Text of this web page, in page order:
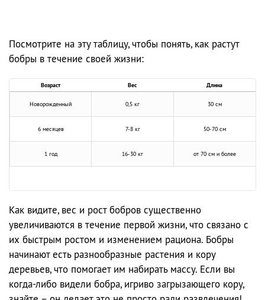
Посмотрите на эту таблицу, чтобы понять, как растут
бобры в течение своей жизни:
Возраст Вес Длина
Новорожденный 0,5 кг 30 см
6 месяцев 7-8 кг 50-70 см
1 год 16-30 кг от 70 см и более
Как видите, вес и рост бобров существенно
увеличиваются в течение первой жизни, что связано с
их быстрым ростом и изменением рациона. Бобры
начинают есть разнообразные растения и кору
деревьев, что помогает им набирать массу. Если вы
когда-либо видели бобра, игриво загрызающего кору,